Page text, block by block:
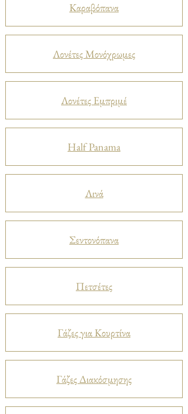
Καραβόπανα
Λονέτες Μονόχρωμες
Λονέτες Εμπριμέ
Half Panama
Λινά
Σεντονόπανα
Πετσέτες
Γάζες για Κουρτίνα
Γάζες Διακόσμησης